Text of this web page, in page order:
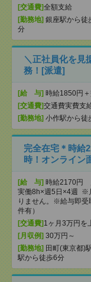
[交通費]全額支給
[勤務地] 銀座駅から徒
分
＼正社員化を見
務！[派遣]
[給 与] 時給1850円
[交通費]交通費実費支
[勤務地] 小作駅から徒
完全在宅＊時給
時！オンライン
[給 与] 時給2170円
実働8h×週5日×4週 ※
りません。※給与即受
件有）
[交通費] 1ヶ月3万円を
[月収例] 30万円～
[勤務地] 田町(東京都)
駅から徒歩6分